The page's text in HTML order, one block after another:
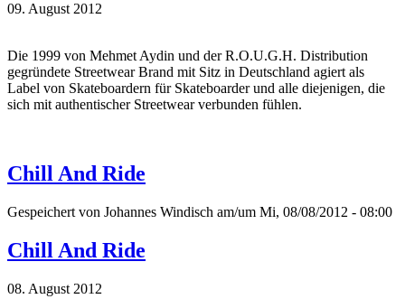
09. August 2012
Die 1999 von Mehmet Aydin und der R.O.U.G.H. Distribution
gegründete Streetwear Brand mit Sitz in Deutschland agiert als
Label von Skateboardern für Skateboarder und alle diejenigen, die
sich mit authentischer Streetwear verbunden fühlen.
Chill And Ride
Gespeichert von Johannes Windisch am/um Mi, 08/08/2012 - 08:00
Chill And Ride
08. August 2012